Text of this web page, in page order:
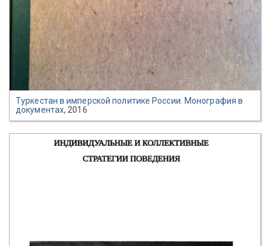
Туркестан в имперской политике России. Монография в
документах, 2016